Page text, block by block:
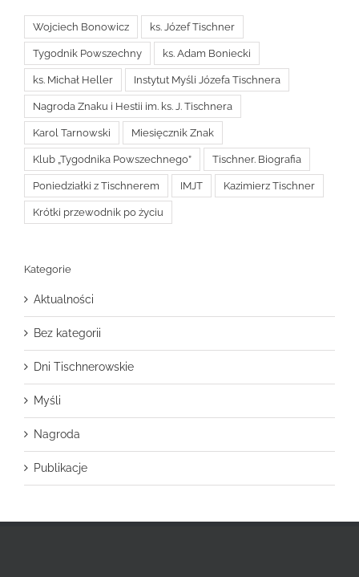
Wojciech Bonowicz ks. Józef Tischner
Tygodnik Powszechny ks. Adam Boniecki
ks. Michał Heller Instytut Myśli Józefa Tischnera
Nagroda Znaku i Hestii im. ks. J. Tischnera
Karol Tarnowski Miesięcznik Znak
Klub „Tygodnika Powszechnego” Tischner. Biografia
Poniedziałki z Tischnerem IMJT Kazimierz Tischner
Krótki przewodnik po życiu
Kategorie
Aktualności
Bez kategorii
Dni Tischnerowskie
Myśli
Nagroda
Publikacje